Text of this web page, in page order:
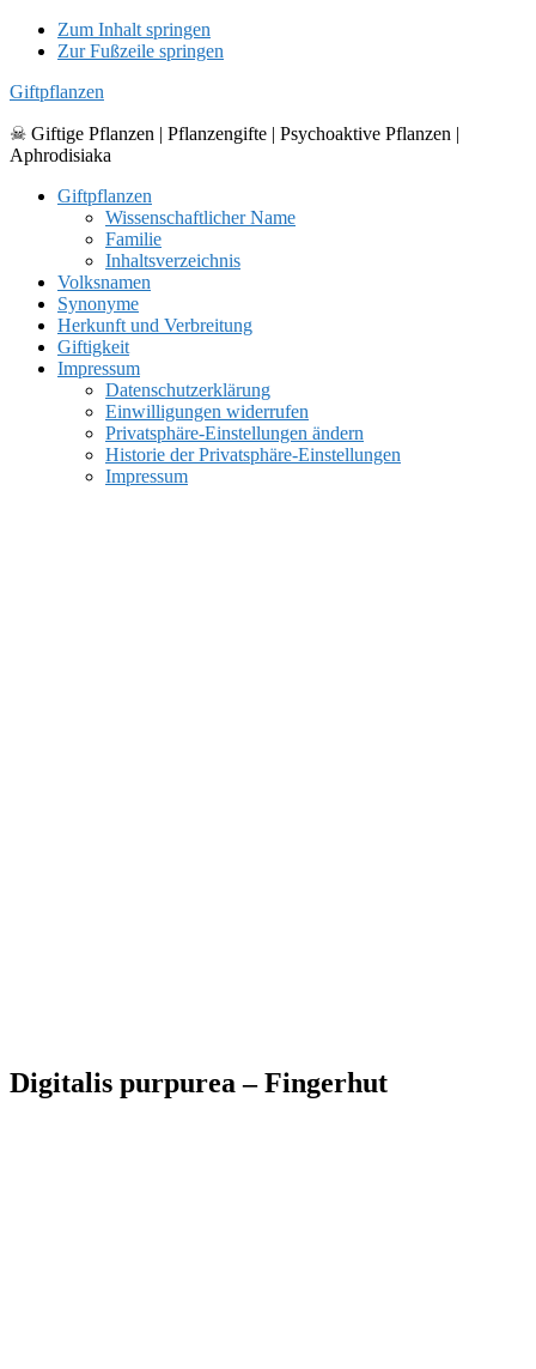
Zum Inhalt springen
Zur Fußzeile springen
Giftpflanzen
☠ Giftige Pflanzen | Pflanzengifte | Psychoaktive Pflanzen |
Aphrodisiaka
Giftpflanzen
Wissenschaftlicher Name
Familie
Inhaltsverzeichnis
Volksnamen
Synonyme
Herkunft und Verbreitung
Giftigkeit
Impressum
Datenschutzerklärung
Einwilligungen widerrufen
Privatsphäre-Einstellungen ändern
Historie der Privatsphäre-Einstellungen
Impressum
Digitalis purpurea – Fingerhut